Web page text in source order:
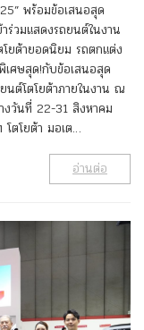
พร้อมข้อเสนอสุด
ร่วมแสดงรถยนต์ในงาน
โยต้ายอดนิยม รถตกแต่ง
เศษสุด!กับข้อเสนอสุด
นต์โตโยต้าภายในงาน ณ
งวันที่ 22-31 สิงหาคม
ตโยต้า มอเต…
อ่านต่อ